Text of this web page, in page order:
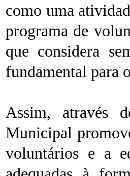
como uma
programa de
que considera
fundamental para
Assim, através
Municipal
voluntários e a